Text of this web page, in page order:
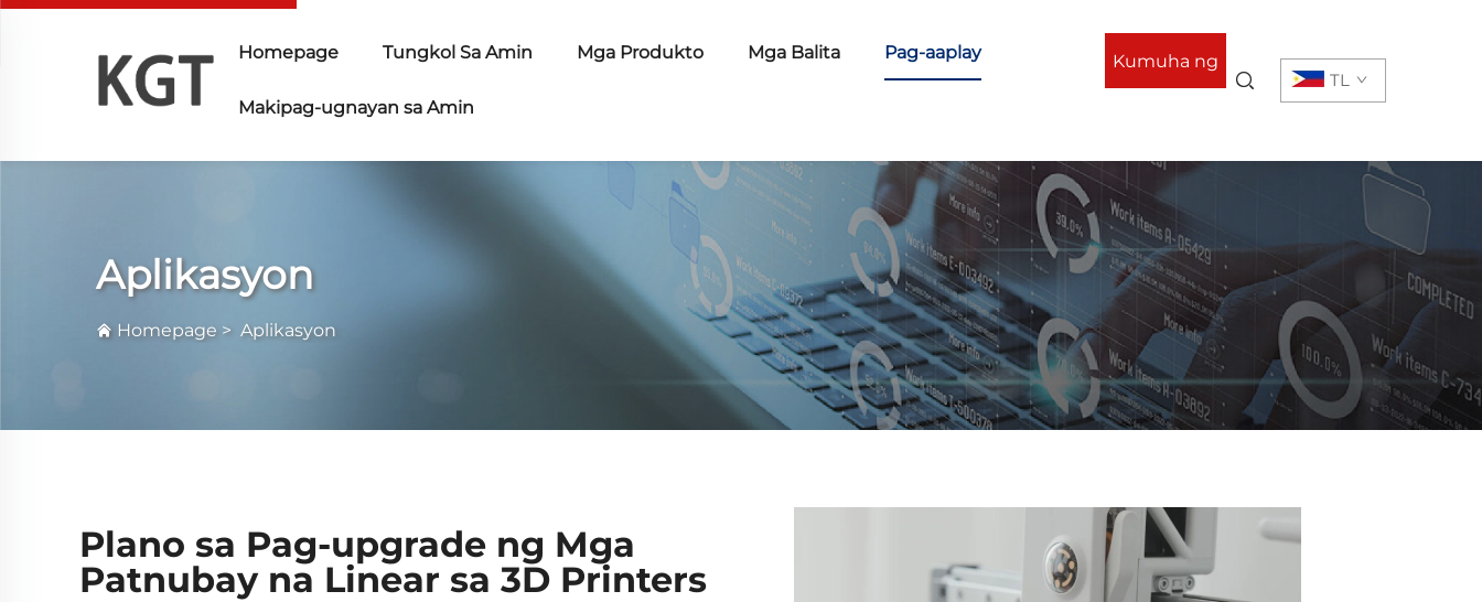
Homepage Tungkol Sa Amin Mga Produkto Mga Balita Pag-aaplay
Makipag-ugnayan sa Amin
Kumuha ng
TL
Aplikasyon
Homepage > Aplikasyon
Plano sa Pag-upgrade ng Mga
Patnubay na Linear sa 3D Printers